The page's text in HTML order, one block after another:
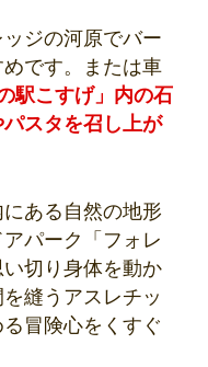
ジの河原でバー
です。または車
の駅こすげ」内の石
スタを召し上が
ある自然の地形
パーク「フォレ
切り身体を動か
縫うアスレチッ
冒険心をくすぐ